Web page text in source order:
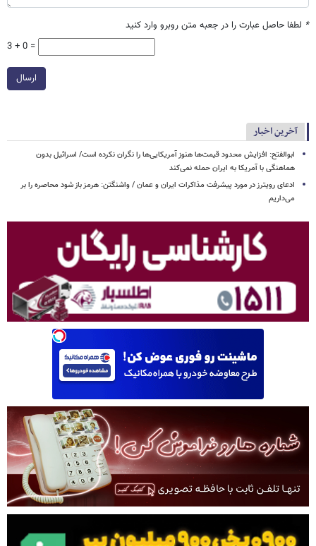
* لطفا حاصل عبارت را در جعبه متن روبرو وارد کنید
3 + 0 =
ارسال
آخرین اخبار
ابوالفتح: افزایش محدود قیمت‌ها هنوز آمریکایی‌ها را نگران نکرده است/ اسرائیل بدون
هماهنگی با آمریکا به ایران حمله نمی‌کند
ادعای رویترز در مورد پیشرفت مذاکرات ایران و عمان / واشنگتن: هرمز باز شود محاصره را بر
می‌داریم